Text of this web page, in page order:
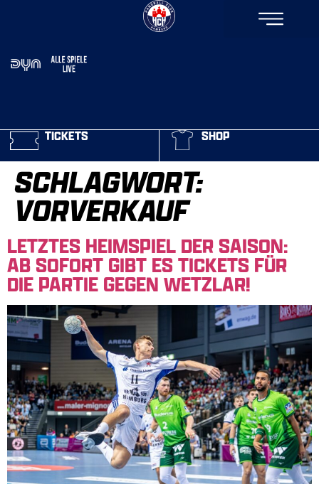
TICKETS SHOP
SCHLAGWORT:
VORVERKAUF
LETZTES HEIMSPIEL DER SAISON:
AB SOFORT GIBT ES TICKETS FÜR
DIE PARTIE GEGEN WETZLAR!